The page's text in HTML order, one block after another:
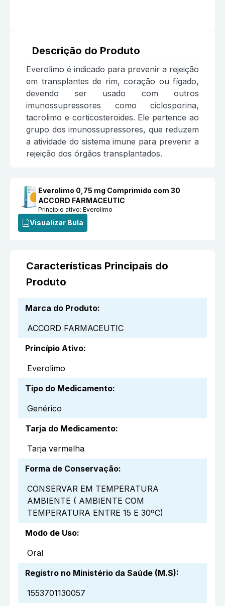
Descrição do Produto
Everolimo é indicado para prevenir a rejeição
em transplantes de rim, coração ou fígado,
devendo ser usado com outros
imunossupressores como ciclosporina,
tacrolimo e corticosteroides. Ele pertence ao
grupo dos imunossupressores, que reduzem
a atividade do sistema imune para prevenir a
rejeição dos órgãos transplantados.
Everolimo 0,75 mg Comprimido com 30
ACCORD FARMACEUTIC
Princípio ativo:Everolimo
Visualizar Bula
Características Principais do
Produto
Marca do Produto:
ACCORD FARMACEUTIC
Princípio Ativo:
Everolimo
Tipo do Medicamento:
Genérico
Tarja do Medicamento:
Tarja vermelha
Forma de Conservação:
CONSERVAR EM TEMPERATURA
AMBIENTE ( AMBIENTE COM
TEMPERATURA ENTRE 15 E 30ºC)
Modo de Uso:
Oral
Registro no Ministério da Saúde (M.S):
1553701130057